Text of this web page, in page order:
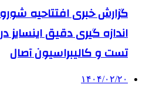
گزارش خبری افتتاحیه
اندازه گیری دقیق اینسایز
تست و کالیبراسیون آصال
۱۴۰۴/۰۲/۲۰